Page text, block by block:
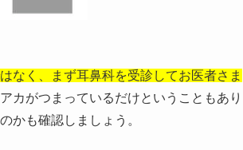
なく、まず耳鼻科を受診してお医者さま
カがつまっているだけということもあり
かも確認しましょう。